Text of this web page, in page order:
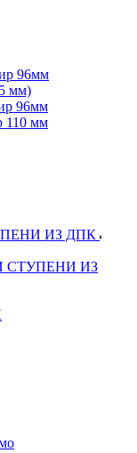
96мм
мм)
96мм
110 мм
ИЗ ДПК
СТУПЕНИ ИЗ